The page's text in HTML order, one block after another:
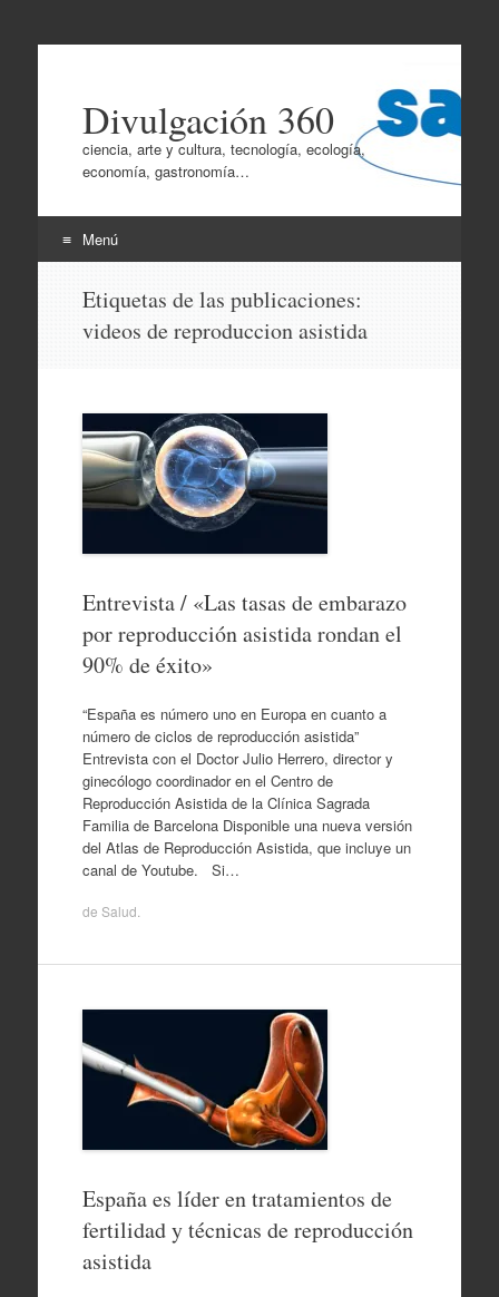
Divulgación 360
ciencia, arte y cultura, tecnología, ecología,
economía, gastronomía…
Menú
contenido
Etiquetas de las publicaciones:
videos de reproduccion asistida
Entrevista / «Las tasas de embarazo
por reproducción asistida rondan el
90% de éxito»
“España es número uno en Europa en cuanto a
número de ciclos de reproducción asistida”
Entrevista con el Doctor Julio Herrero, director y
ginecólogo coordinador en el Centro de
Reproducción Asistida de la Clínica Sagrada
Familia de Barcelona Disponible una nueva versión
del Atlas de Reproducción Asistida, que incluye un
canal de Youtube. Si…
de Salud
España es líder en tratamientos de
fertilidad y técnicas de reproducción
asistida